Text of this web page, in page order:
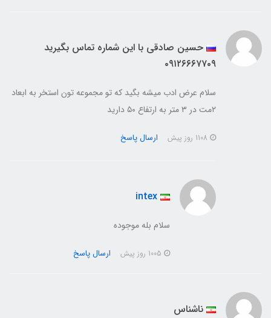
حسین صادقی با این شماره تماس بگیرید
۰۹۱۲۶۶۶۷۷۰۹
سلام عرض ادب میشه بگید که تو مجموعه تون استخر به ابعاد
۲مت در ۳ متر به ارتفاع ۵۰ دارید
ارسال پاسخ
intex
سلام بله موجوده
ارسال پاسخ
ناشناس